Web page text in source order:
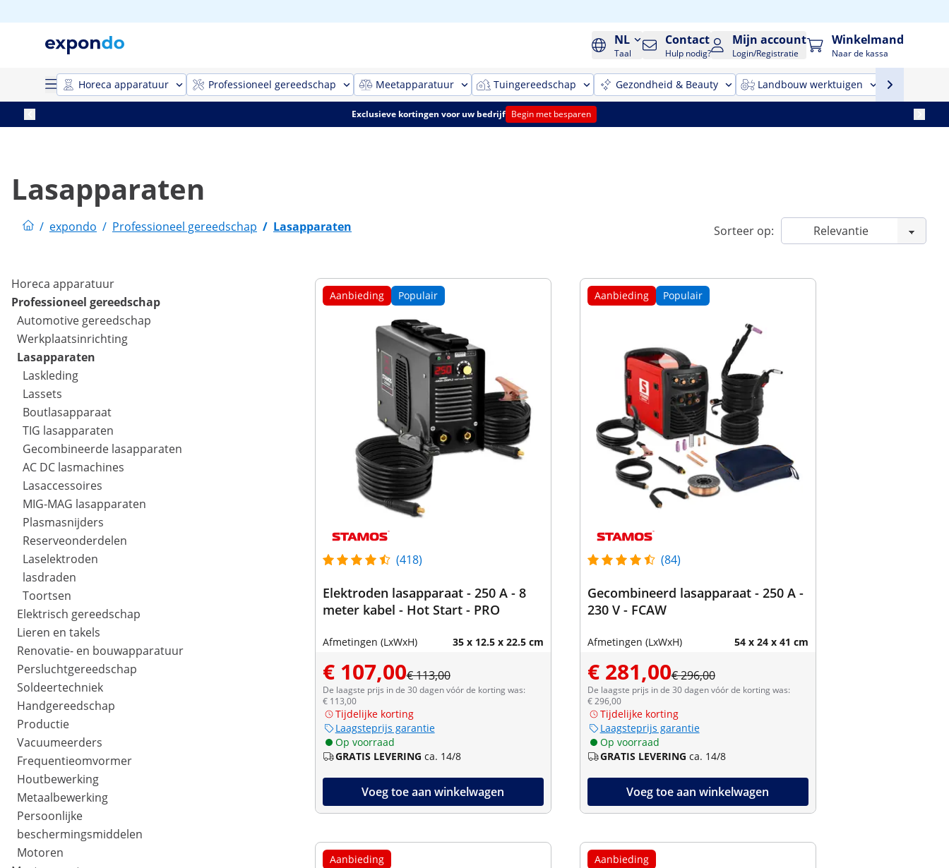
NL
Taal
Contact
Hulp nodig?
Mijn account
Login/Registratie
Winkelmand
Naar de kassa
Horeca apparatuur Professioneel gereedschap Meetapparatuur Tuingereedschap Gezondheid & Beauty Landbouw werktuigen
Exclusieve kortingen voor uw bedrijf Begin met besparen
Lasapparaten
/ expondo / Professioneel gereedschap / Lasapparaten Sorteer op:
Horeca apparatuur
Professioneel gereedschap
Automotive gereedschap
Werkplaatsinrichting
Lasapparaten
Laskleding
Lassets
Boutlasapparaat
TIG lasapparaten
Gecombineerde lasapparaten
AC DC lasmachines
Lasaccessoires
MIG-MAG lasapparaten
Plasmasnijders
Reserveonderdelen
Laselektroden
lasdraden
Toortsen
Elektrisch gereedschap
Lieren en takels
Renovatie- en bouwapparatuur
Persluchtgereedschap
Soldeertechniek
Handgereedschap
Productie
Vacuumeerders
Frequentieomvormer
Houtbewerking
Metaalbewerking
Persoonlijke
beschermingsmiddelen
Motoren
Aanbieding Populair
(418)
Elektroden lasapparaat - 250 A - 8
meter kabel - Hot Start - PRO
Afmetingen (LxWxH) 35 x 12.5 x 22.5 cm
€ 107,00€ 113,00
De laagste prijs in de 30 dagen vóór de korting was:
€ 113,00
Tijdelijke korting
Laagsteprijs garantie
Op voorraad
GRATIS LEVERING ca. 14/8
Voeg toe aan winkelwagen
Aanbieding Populair
(84)
Gecombineerd lasapparaat - 250 A -
230 V - FCAW
Afmetingen (LxWxH) 54 x 24 x 41 cm
€ 281,00€ 296,00
De laagste prijs in de 30 dagen vóór de korting was:
€ 296,00
Tijdelijke korting
Laagsteprijs garantie
Op voorraad
GRATIS LEVERING ca. 14/8
Voeg toe aan winkelwagen
Aanbieding Aanbieding